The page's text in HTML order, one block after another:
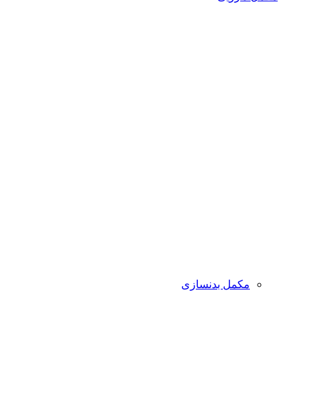
مکمل بدنسازی